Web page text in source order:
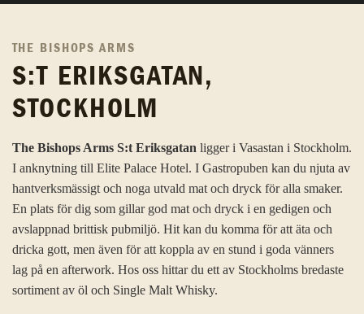
THE BISHOPS ARMS
S:T ERIKSGATAN,
STOCKHOLM
The Bishops Arms S:t Eriksgatan ligger i Vasastan i Stockholm.
I anknytning till Elite Palace Hotel. I Gastropuben kan du njuta av
hantverksmässigt och noga utvald mat och dryck för alla smaker.
En plats för dig som gillar god mat och dryck i en gedigen och
avslappnad brittisk pubmiljö. Hit kan du komma för att äta och
dricka gott, men även för att koppla av en stund i goda vänners
lag på en afterwork. Hos oss hittar du ett av Stockholms bredaste
sortiment av öl och Single Malt Whisky.